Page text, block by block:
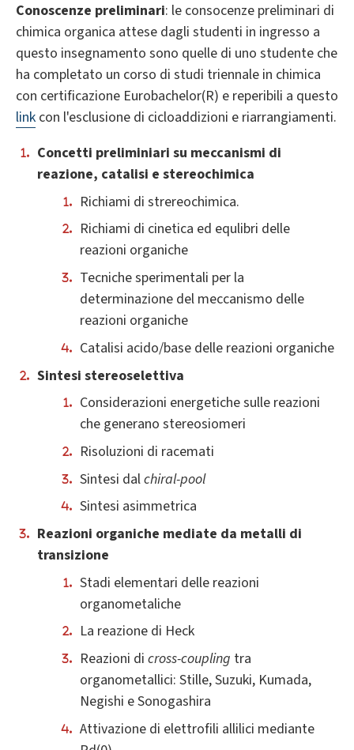
Conoscenze preliminari: le consocenze preliminari di
chimica organica attese dagli studenti in ingresso a
questo insegnamento sono quelle di uno studente che
ha completato un corso di studi triennale in chimica
con certificazione Eurobachelor(R) e reperibili a questo
link con l'esclusione di cicloaddizioni e riarrangiamenti.
Concetti preliminiari su meccanismi di
reazione, catalisi e stereochimica
Richiami di strereochimica.
Richiami di cinetica ed equlibri delle
reazioni organiche
Tecniche sperimentali per la
determinazione del meccanismo delle
reazioni organiche
Catalisi acido/base delle reazioni organiche
Sintesi stereoselettiva
Considerazioni energetiche sulle reazioni
che generano stereosiomeri
Risoluzioni di racemati
Sintesi dalchiral-pool
Sintesi asimmetrica
Reazioni organiche mediate da metalli di
transizione
Stadi elementari delle reazioni
organometaliche
La reazione di Heck
Reazioni di cross-coupling tra
organometallici: Stille, Suzuki, Kumada,
Negishi e Sonogashira
Attivazione di elettrofili allilici mediante